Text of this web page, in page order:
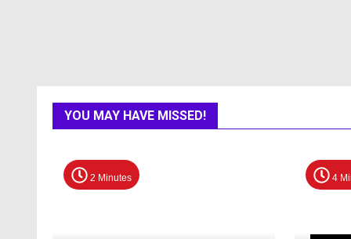
YOU MAY HAVE MISSED!
2 Minutes 4